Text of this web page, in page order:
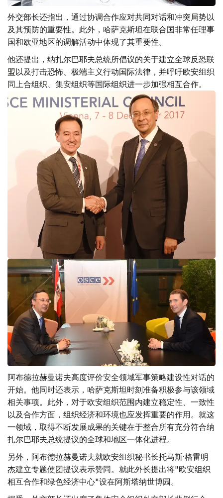
外交部长还指出，通过协调合作应对共同对话和冲突局势以
及其预防的重要性。此外，哈萨克斯坦在联合国非常任理事
国和欧亚地区的调解活动中体现了其重要性。
他还提出，纳扎尔巴耶夫总统所倡议的关于建立全球反恐联
盟以及打击恐怖、极端主义行动国际法律，并呼吁欧安组织
同上合组织、集安组织等国际组织进一步加强相互合作。
阿布德拉赫曼诺夫高度评价安全领域军事策略建设性对话的
开始。他同时还表示，哈萨克斯坦时刻准备积极参与该领域
相关事项。此外，对于欧安组织范围内建立稳定性、一致性
以及合作方面，组织经济和环境也应发挥重要的作用。就这
一领域，取得不断发展成果的关键在于整合所有充分符合纳
扎尔巴耶夫总统提议的全球和地区一体化进程。
另外，阿布德拉赫曼诺夫就欧安组织秘书长托马斯·格雷明
杰建立专题使团提议表示赞同。就此外长提出将"欧安组织
相互合作和绿色经济中心"设在阿斯塔纳世博园。